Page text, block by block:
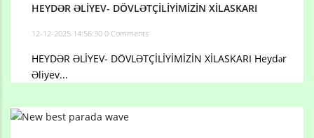
HEYDƏR ƏLİYEV- DÖVLƏTÇİLİYİMİZİN XİLASKARI
12-12-2025 14:56:30 0 Comments
HEYDƏR ƏLİYEV- DÖVLƏTÇİLİYİMİZİN XİLASKARI Heydər
Əliyev...